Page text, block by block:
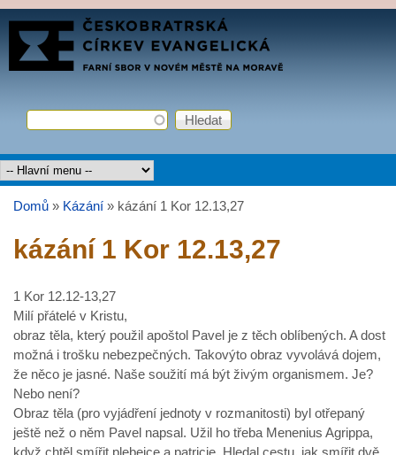
Přejít k hlavnímu obsahu
FARNÍ
SBOR
Vyhledávání
Hledat
Hlavní menu
Domů » Kázání » kázání 1 Kor 12.13,27
kázání 1 Kor 12.13,27
1 Kor 12.12-13,27
Milí přátelé v Kristu,
obraz těla, který použil apoštol Pavel je z těch oblíbených. A dost
možná i trošku nebezpečných. Takovýto obraz vyvolává dojem,
že něco je jasné. Naše soužití má být živým organismem. Je?
Nebo není?
Obraz těla (pro vyjádření jednoty v rozmanitosti) byl otřepaný
ještě než o něm Pavel napsal. Užil ho třeba Menenius Agrippa,